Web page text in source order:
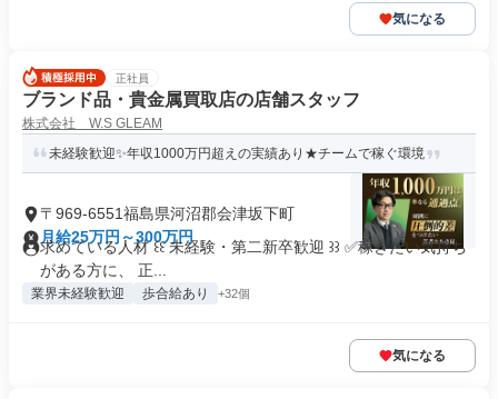
気になる
正社員
ブランド品・貴金属買取店の店舗スタッフ
株式会社 W.S GLEAM
未経験歓迎✨年収1000万円超えの実績あり★チームで稼ぐ環境
〒969-6551福島県河沼郡会津坂下町
月給25万円～300万円
求めている人材 ꒰꒰ 未経験・第二新卒歓迎 ꒱꒱ ✅稼ぎたい気持ち
がある方に、 正...
業界未経験歓迎 歩合給あり +32個
気になる